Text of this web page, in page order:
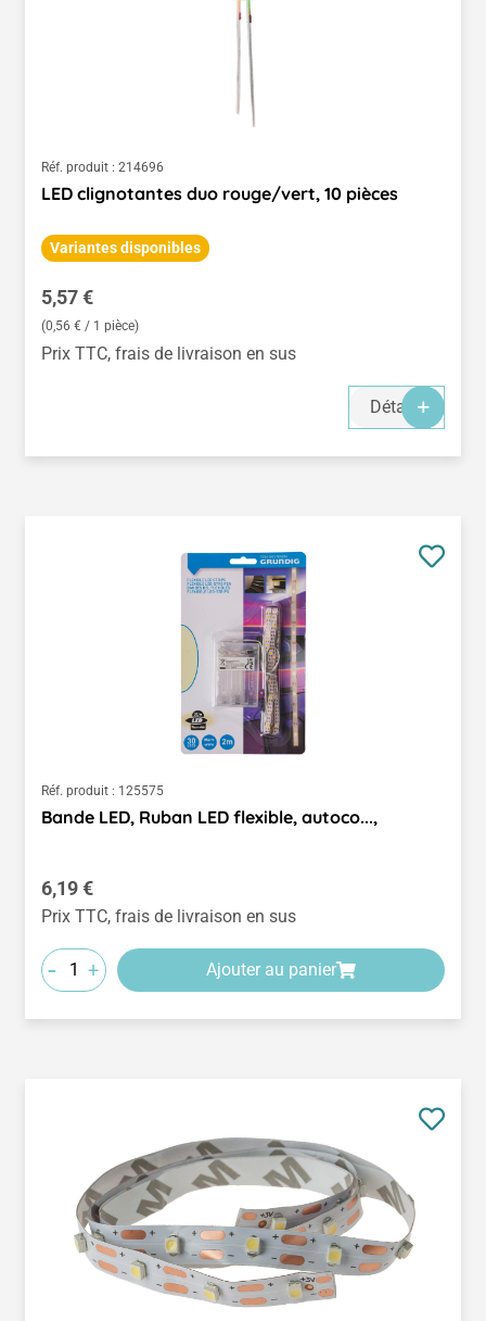
Réf. produit : 214696
LED clignotantes duo rouge/vert, 10 pièces
Variantes disponibles
Prix régulier :
5,57 €
(0,56 € / 1 pièce)
Prix TTC, frais de livraison en sus
Détails
Réf. produit : 125575
Bande LED, Ruban LED flexible, autoco...,
Prix régulier :
6,19 €
Prix TTC, frais de livraison en sus
- + Ajouter au panier